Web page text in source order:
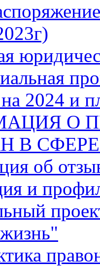
2024 и
О
В
об
и